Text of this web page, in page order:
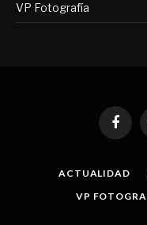
VP Fotografía
ACTUALIDAD
VP